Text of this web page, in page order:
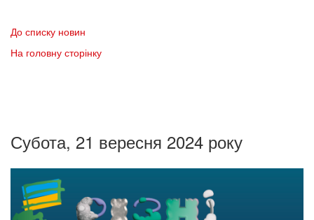
До списку новин
На головну сторінку
Субота, 21 вересня 2024 року